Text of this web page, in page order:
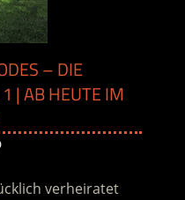
– DIE
| AB HEUTE IM
verheiratet